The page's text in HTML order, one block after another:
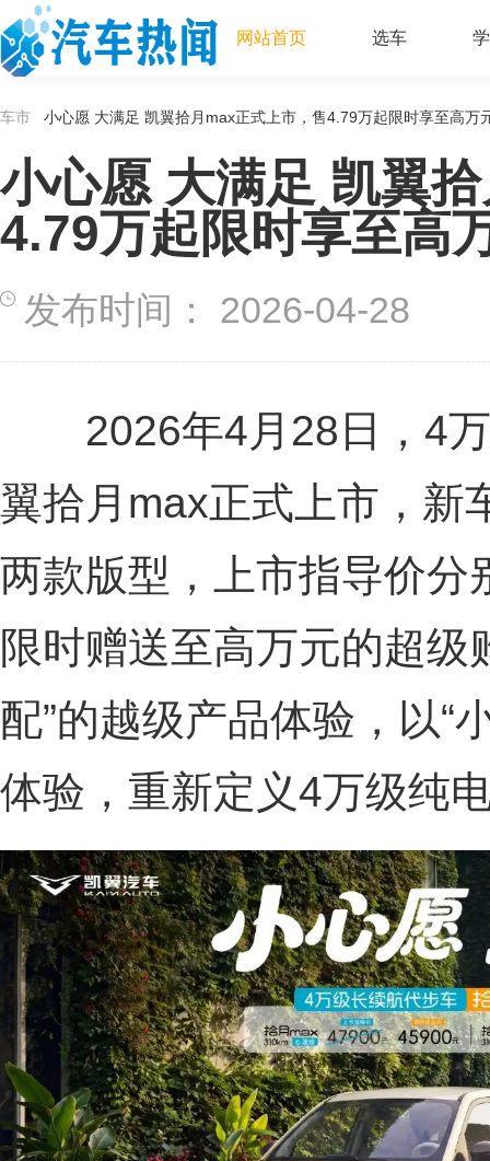
网站首页 选车
车市 小心愿 大满足 凯翼拾月max正式上市，售4.79万起限时享至高万
小心愿 大满足 凯翼
4.79万起限时享至高
发布时间： 2026-04-28
2026年4月28日，4
翼拾月max正式上市，新
两款版型，上市指导价
限时赠送至高万元的超级
配”的越级产品体验，以“
体验，重新定义4万级纯